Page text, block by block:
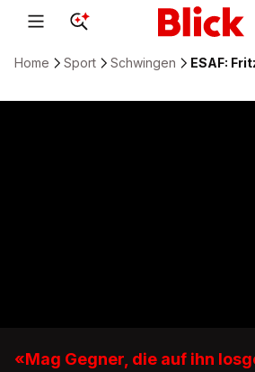
Home Sport Schwingen ESAF:
«Mag Gegner, die auf ihn